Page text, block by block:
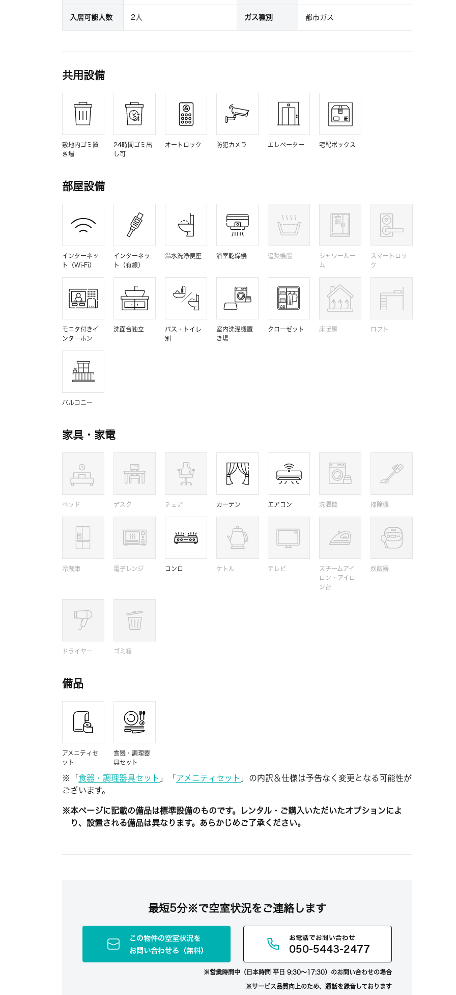
入居可能人数 2人 ガス種別 都市ガス
共用設備
敷地内ゴミ置
き場
24時間ゴミ出
し可
オートロック 防犯カメラ エレベーター 宅配ボックス
部屋設備
インターネッ
ト（Wi-Fi）
インターネッ
ト（有線）
温水洗浄便座 浴室乾燥機 追焚機能
シャワールー
ム
スマートロッ
ク
モニタ付きイ
ンターホン
洗面台独立
バス・トイレ
別
室内洗濯機置
き場
クローゼット 床暖房 ロフト
バルコニー
家具・家電
ベッド デスク チェア カーテン エアコン 洗濯機 掃除機
冷蔵庫 電子レンジ コンロ ケトル テレビ
スチームアイ
ロン・アイロ
ン台
炊飯器
ドライヤー ゴミ箱
備品
アメニティセ
ット
食器・調理器
具セット
※「 食器・調理器具セット 」「 アメニティセット 」の内訳＆仕様は予告なく変更となる可能性が
ございます。
※本ページに記載の備品は標準設備のものです。レンタル・ご購入いただいたオプションによ
り、設置される備品は異なります。あらかじめご了承ください。
最短5分※で空室状況をご連絡します
この物件の空室状況を
お問い合わせる（無料）
お電話でお問い合わせ
050-5443-2477
営業時間中（日本時間 平日 9:30～17:30）のお問い合わせの場合
サービス品質向上のため、通話を録音しております